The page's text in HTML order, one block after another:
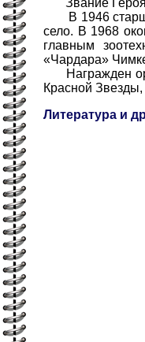
Звание Героя
В 1946
село. В 1968
главным
«Чардара»
Награжден
Красной
Литература и